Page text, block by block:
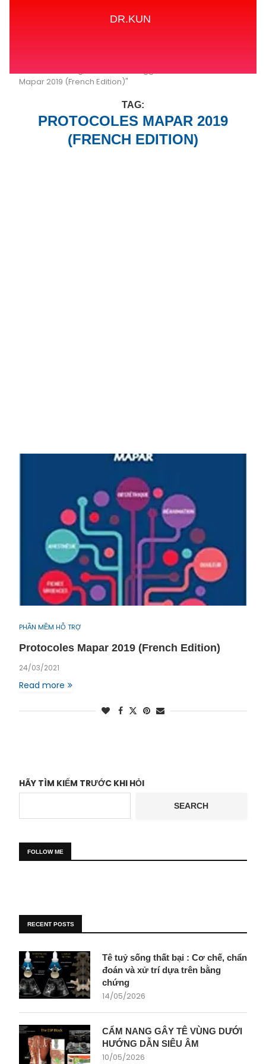
DR.KUN
Mapar 2019 (French Edition)"
TAG:
PROTOCOLES MAPAR 2019
(FRENCH EDITION)
PHẦN MỀM HỖ TRỢ
Protocoles Mapar 2019 (French Edition)
24/03/2021
Read more
HÃY TÌM KIẾM TRƯỚC KHI HỎI
SEARCH
FOLLOW ME
RECENT POSTS
Tê tuỷ sống thất bại : Cơ chế, chẩn
đoán và xử trí dựa trên bằng
chứng
14/05/2026
CẨM NANG GÂY TÊ VÙNG DƯỚI
HƯỚNG DẪN SIÊU ÂM
10/05/2026